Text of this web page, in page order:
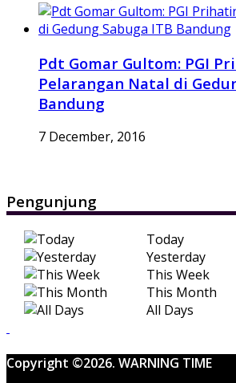
Pdt Gomar Gultom: PGI
Pelarangan Natal di
Bandung
7 December, 2016
Pengunjung
Today
Yesterday
This Week
This Month
All Days
Copyright ©2026. WARNING TIME